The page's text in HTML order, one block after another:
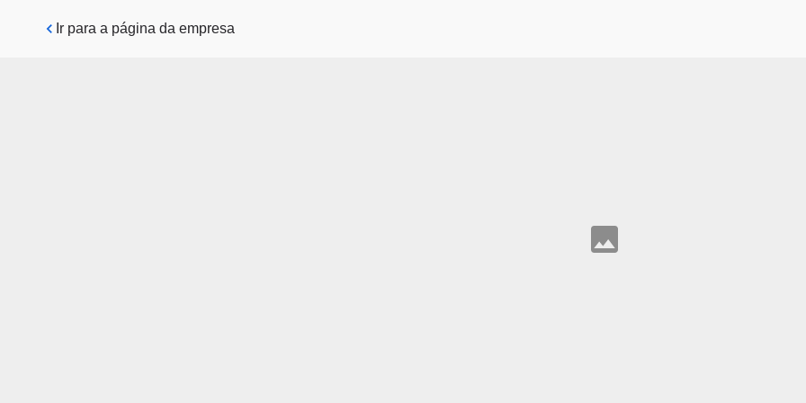
Pular para o conteúdo principal
Ir para a página da empresa